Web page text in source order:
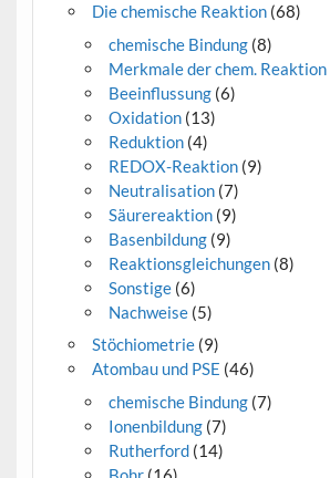
Die chemische Reaktion(68)
chemische Bindung (8)
Merkmale der chem. Reaktion
Beeinflussung (6)
Oxidation (13)
Reduktion (4)
REDOX-Reaktion (9)
Neutralisation (7)
Säurereaktion (9)
Basenbildung (9)
Reaktionsgleichungen (8)
Sonstige (6)
Nachweise (5)
Stöchiometrie(9)
Atombau und PSE (46)
chemische Bindung (7)
Ionenbildung (7)
Rutherford (14)